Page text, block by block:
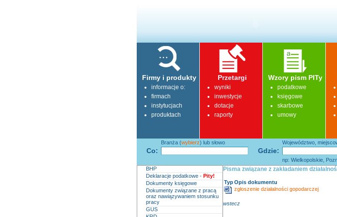
Firmy i produkty
informacje o:
firmach
instytucjach
produktach
Przetargi
wyniki
inwestycje
dotacje
raporty
Wzory pism PITy
podatkowe
księgowe
skarbowe
umowy
Co: Gdzie:
Branża (wybierz) lub słowo Województwo,
np: Wielkopolskie,
BHP
Deklaracje podatkowe - Pity!
Dokumenty księgowe
Dokumenty związane z pracą
oraz nawiązywaniem stosunku
pracy
GUS
Pisma związane z zakładaniem
TypOpis dokumentu
zgłoszenie działalności gopodarczej
wstecz